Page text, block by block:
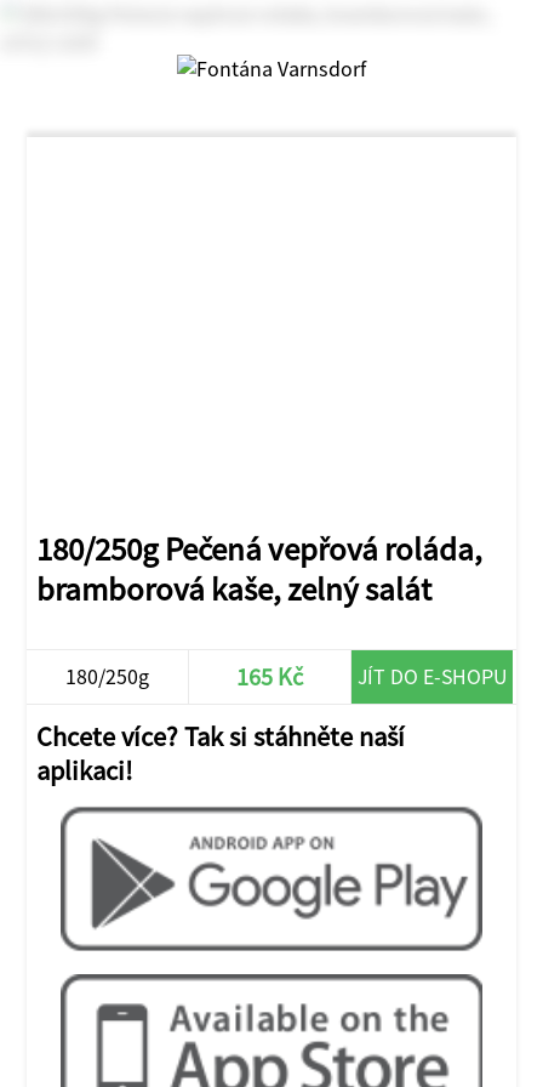
180/250g Pečená vepřová roláda,
bramborová kaše, zelný salát
180/250g 165 Kč JÍT DO E-SHOPU
Chcete více? Tak si stáhněte naší
aplikaci!